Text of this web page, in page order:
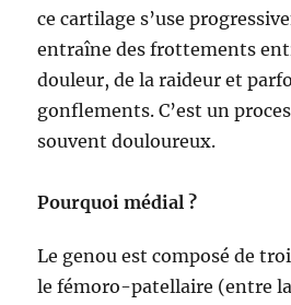
ce cartilage s’use
entraîne des frottements
douleur, de la raideur et
gonflements. C’est un
souvent douloureux.
Pourquoi médial ?
Le genou est composé de
le fémoro-patellaire (entre